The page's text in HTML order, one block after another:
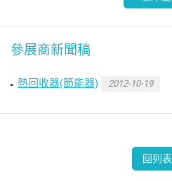
參展商新聞稿
熱回收器(節能器) 2012-10-19
回列表